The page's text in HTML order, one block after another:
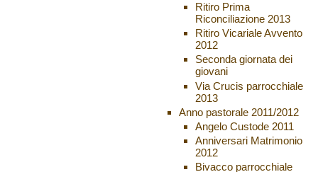
Ritiro Prima
Riconciliazione 2013
Ritiro Vicariale Avvento
2012
Seconda giornata dei
giovani
Via Crucis parrocchiale
2013
Anno pastorale 2011/2012
Angelo Custode 2011
Anniversari Matrimonio
2012
Bivacco parrocchiale